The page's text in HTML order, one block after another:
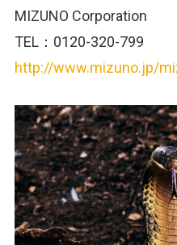
MIZUNO Corporation
TEL：0120-320-799
http://www.mizuno.jp/